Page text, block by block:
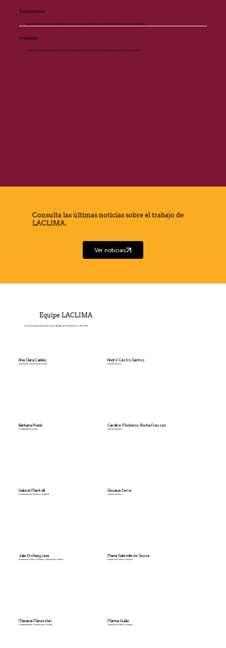
Transparencia
Valoramos la transparencia y la verdad en nuestro trabajo, garantizando la inclusión de todas las voces y perspectivas.
Innovación
Trabajamos a la vanguardia del conocimiento para generar soluciones innovadoras y eficaces a la crisis climática.
Consulta las últimas noticias sobre el trabajo de
LACLIMA.
Ver noticias
Equipe LACLIMA
Conozca a las personas que trabajan en el Instituto LACLIMA.
Ana Clara Caldas
Analista de Comunicação e Rede
André Castro Santos
Director Técnico
Bárbara Prado
Coordenadora General
Caroline Medeiros Rocha Frasson
Director ejecutivo
Gabriel Mantelli
Coordenador de Políticas Climáticas
Giovana Serra
Analista Técnica
Julia Stefany Lima
Analista de Política Climática y Mercado de Carbono
Maria Gabriella de Souza
Analista de Política Climática
Mariana Maraschin
Coordinadora de Comunicación y Redes
Marina Guião
Analista de Política Climática